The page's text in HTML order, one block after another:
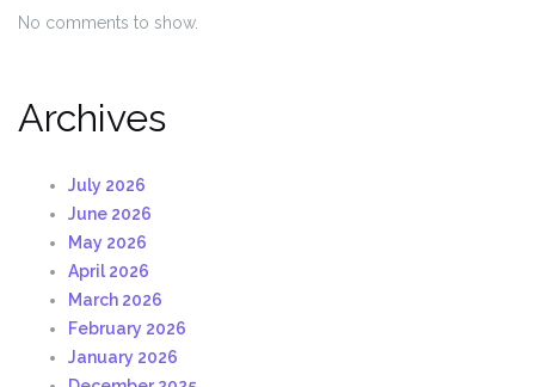
No comments to show.
Archives
July 2026
June 2026
May 2026
April 2026
March 2026
February 2026
January 2026